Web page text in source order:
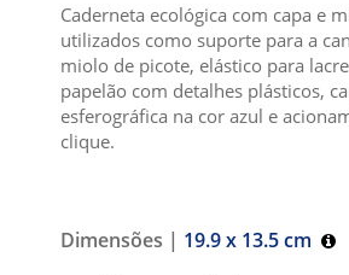
Caderneta ecológica com capa e
utilizados como suporte para a
miolo de picote, elástico para
papelão com detalhes plásticos,
esferográfica na cor azul e
clique.
Dimensões | 19.9 x 13.5 cm